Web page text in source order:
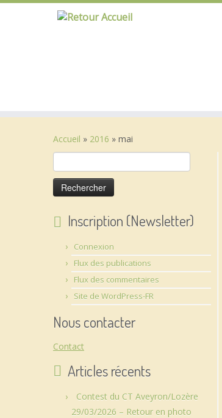
Passer
Accueil » 2016 » mai
Rechercher :
Inscription (Newsletter)
Connexion
Flux des publications
Flux des commentaires
Site de WordPress-FR
Nous contacter
Contact
Articles récents
Contest du CT Aveyron/Lozère
29/03/2026 – Retour en photo